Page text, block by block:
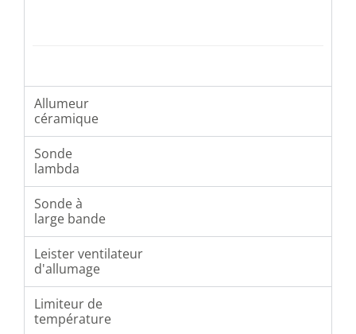
Allumeur
céramique
Sonde
lambda
Sonde à
large bande
Leister ventilateur
d'allumage
Limiteur de
température